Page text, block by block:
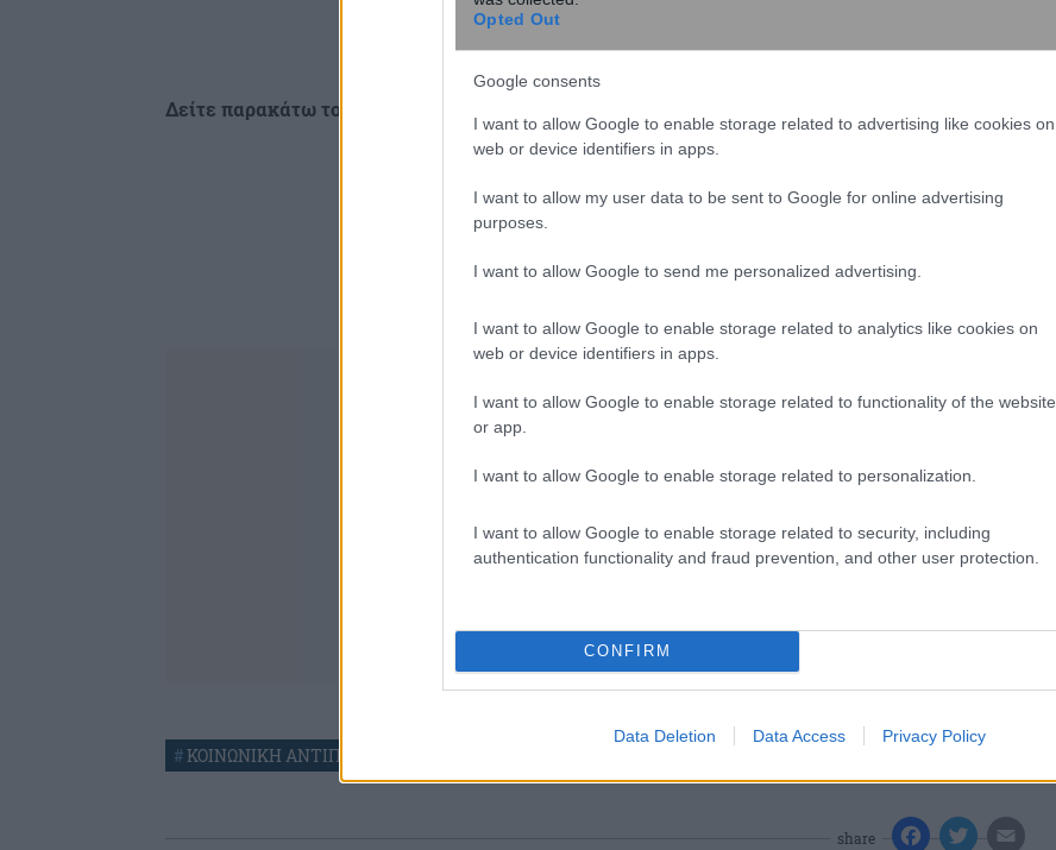
Opted Out
Google consents
I want to allow Google to enable storage related to advertising like cookies on
web or device identifiers in apps.
I want to allow my user data to be sent to Google for online advertising
purposes.
I want to allow Google to send me personalized advertising.
I want to allow Google to enable storage related to analytics like cookies on
web or device identifiers in apps.
I want to allow Google to enable storage related to functionality of the website
or app.
I want to allow Google to enable storage related to personalization.
I want to allow Google to enable storage related to security, including
authentication functionality and fraud prevention, and other user protection.
CONFIRM
Data Deletion Data Access Privacy Policy
Δείτε παρακάτω το σχετικό ΒΙΝΤΕΟ
#ΚΟΙΝΩΝΙΚΗ ΑΝΤΙΠΑΡΟΧΗ
share